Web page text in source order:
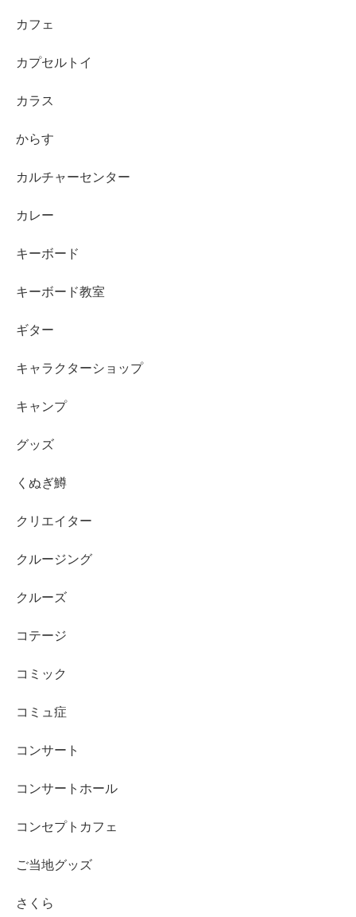
カフェ
カプセルトイ
カラス
からす
カルチャーセンター
カレー
キーボード
キーボード教室
ギター
キャラクターショップ
キャンプ
グッズ
くぬぎ鱒
クリエイター
クルージング
クルーズ
コテージ
コミック
コミュ症
コンサート
コンサートホール
コンセプトカフェ
ご当地グッズ
さくら